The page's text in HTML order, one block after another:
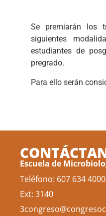
Se premiarán los
siguientes
estudiantes de
pregrado.
Para ello serán
Escuela de
Teléfono: 607 634 4000
Ext: 3140